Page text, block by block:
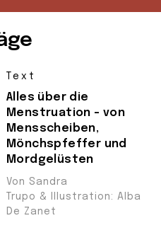
Text
Alles über die
Menstruation – von
Mensscheiben,
Mönchspfeffer und
Mordgelüsten
Von Sandra
Trupo & Illustration: Alba
De Zanet